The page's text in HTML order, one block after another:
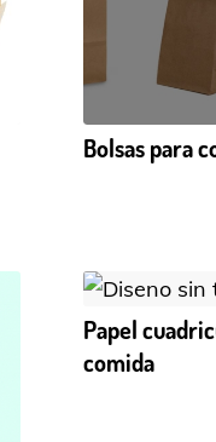
Bolsas para
Papel
comida